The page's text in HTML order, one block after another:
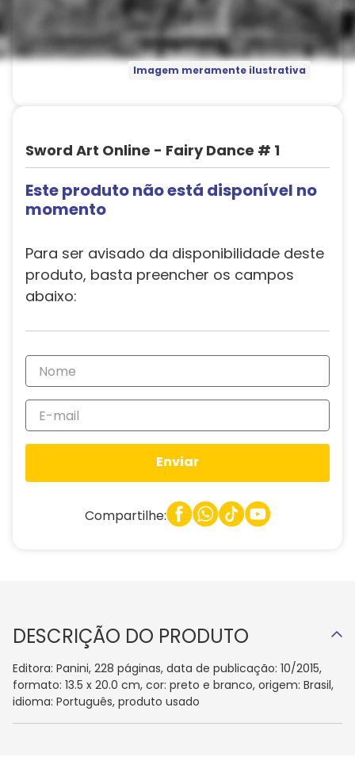
Imagem meramente ilustrativa
Sword Art Online - Fairy Dance # 1
Este produto não está disponível no
momento
Para ser avisado da disponibilidade deste
produto, basta preencher os campos
abaixo:
Enviar
Compartilhe:
DESCRIÇÃO DO PRODUTO
Editora: Panini, 228 páginas, data de publicação: 10/2015,
formato: 13.5 x 20.0 cm, cor: preto e branco, origem: Brasil,
idioma: Português, produto usado